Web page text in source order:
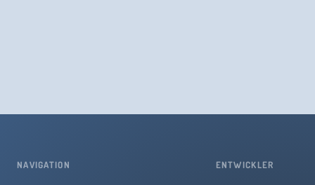
NAVIGATION ENTWICKLER